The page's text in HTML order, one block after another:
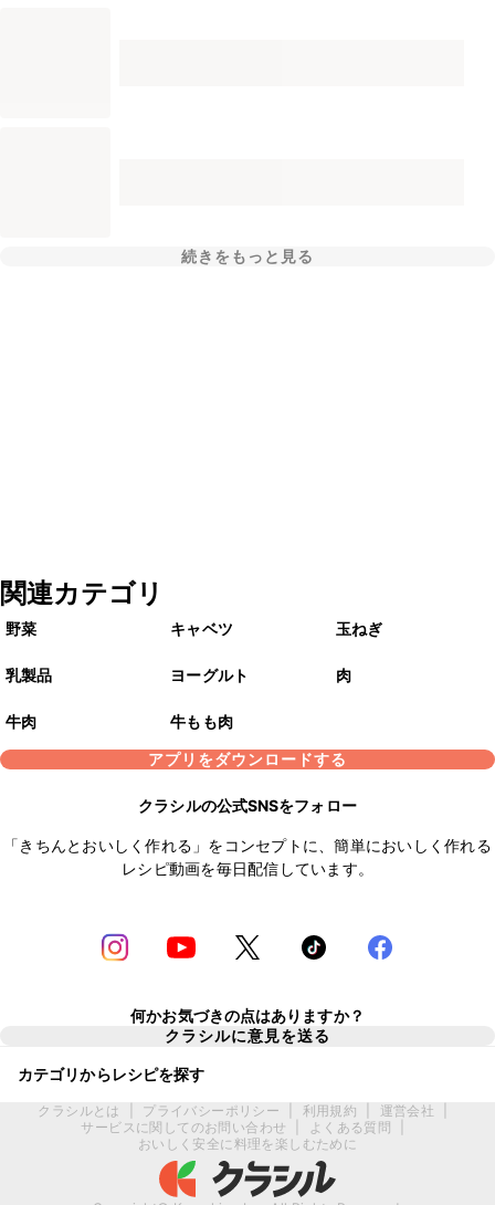
続きをもっと見る
関連カテゴリ
野菜 キャベツ 玉ねぎ
乳製品 ヨーグルト 肉
牛肉
牛もも肉
アプリをダウンロードする
クラシルの公式SNSをフォロー
「きちんとおいしく作れる」をコンセプトに、簡単においしく作れる
レシピ動画を毎日配信しています。
何かお気づきの点はありますか？
クラシルに意見を送る
カテゴリからレシピを探す
クラシルとは プライバシーポリシー 利用規約 運営会社
サービスに関してのお問い合わせ
よくある質問
おいしく安全に料理を楽しむために